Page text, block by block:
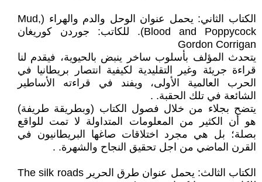
الكتاب الثاني: يحمل عنوان الوحل والدم والهراء (Mud,
Blood and Poppycock). للكاتب: جوردن كوريغان
Gordon Corrigan
يتحدث المؤلف بأسلوب ساخر ينبض بالحيوية، فيقدم لنا
قراءة جريئة وغير التقليدية لكيفية انتصار بريطانيا في
الحرب العالمية الأولى، ويفند في قراءته الأساطير
الشائعة في تلك الحقبة. .
يتضح بجلاء من خلال فصول الكتاب (وبطريقة طريفة)
هو أن الكثير من المعلومات المتداولة لا تمت للواقع
بصلة؛ بل هي مجرد اختلاقات صاغها البريطانيون في
القرن الماضي من اجل تحقيق النجاح والشهرة. .
الكتاب الثالث: يحمل عنوان طرق الحرير The silk roads